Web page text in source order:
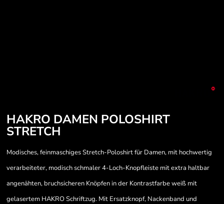
HAKRO DAMEN POLOSHIRT
STRETCH
Modisches, feinmaschiges Stretch-Poloshirt für Damen, mit hochwertig
verarbeiteter, modisch schmaler 4-Loch-Knopfleiste mit extra haltbar
angenähten, bruchsicheren Knöpfen in der Kontrastfarbe weiß mit
gelasertem HAKRO Schriftzug. Mit Ersatzknopf, Nackenband und